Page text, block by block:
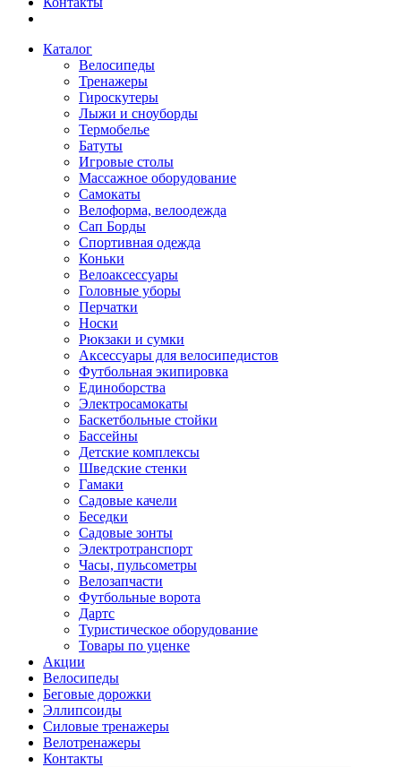
Каталог
Велосипеды
Тренажеры
Гироскутеры
Лыжи и сноуборды
Термобелье
Батуты
Игровые столы
Массажное оборудование
Самокаты
Велоформа, велоодежда
Сап Борды
Спортивная одежда
Коньки
Велоаксессуары
Головные уборы
Перчатки
Носки
Рюкзаки и сумки
Аксессуары для велосипедистов
Футбольная экипировка
Единоборства
Электросамокаты
Баскетбольные стойки
Бассейны
Детские комплексы
Шведские стенки
Гамаки
Садовые качели
Беседки
Садовые зонты
Электротранспорт
Часы, пульсометры
Велозапчасти
Футбольные ворота
Дартс
Туристическое оборудование
Товары по уценке
Акции
Велосипеды
Беговые дорожки
Эллипсоиды
Силовые тренажеры
Велотренажеры
Контакты